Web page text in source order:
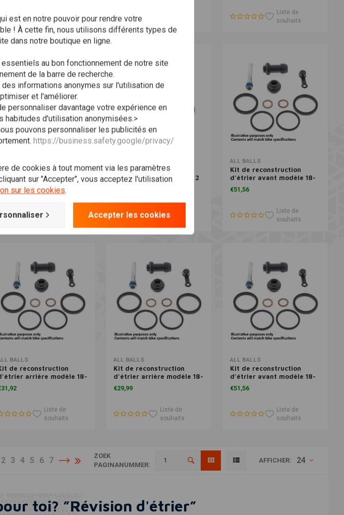
souhaits
Liste de
souhaits
de reconstruction
avant modèle 18-
Liste de
souhaits
Kit de réparation de
piston d'étrier 31,2 x 38,2
x 35
Liste de
souhaits
Ajouter au panier
ALL BALLS
Kit de reconstruction
d'étrier avant modèle 18-
3145
€51,56
Liste de
souhaits
Ajouter au panier
BALLS
de reconstruction
arrière modèle 18-
Liste de
souhaits
Ajouter au panier
ALL BALLS
Kit de reconstruction
d'étrier arrière modèle 18-
3211
€29,99
Liste de
souhaits
Ajouter au panier
ALL BALLS
Kit de reconstruction
d'étrier avant modèle 18-
3174
€51,56
Liste de
souhaits
2 3 4 5 6 7
ZOEK
PAGINANUMMER:
AFFICHER: 24
toi? ”Révision d'étrier”
est en notre pouvoir pour rendre votre
! À cette fin, nous utilisons différents types de
dans notre boutique en ligne.
au bon fonctionnement de notre site
de la barre de recherche.
informations anonymes sur l'utilisation de
et l'améliorer.
personnaliser davantage votre expérience en
habitudes d'utilisation anonymisées.>
pouvons personnaliser les publicités en
https://business.safety.google/privacy/
de cookies à tout moment via les paramètres
sur "Accepter", vous acceptez l'utilisation
sur les cookies.
Accepter les cookies